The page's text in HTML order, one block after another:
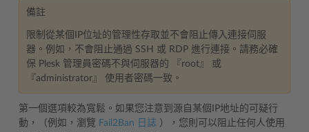
備註
限制從某個IP位址的管理性存取並不會阻止傳入連接伺服
器。例如，不會阻止通過 SSH 或 RDP 進行連接。請務必確
保 Plesk 管理員密碼不與伺服器的 『root』 或
『administrator』 使用者密碼一致。
第一個選項較為寬鬆。如果您注意到源自某個IP地址的可疑行
動，（例如，瀏覽 Fail2Ban 日誌 ），您則可以阻止任何人使用